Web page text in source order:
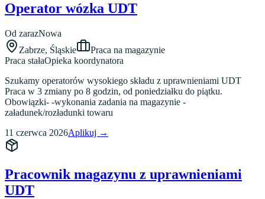
Operator wózka UDT
Od zarazNowa
Zabrze, Śląskie
Praca na magazynie
Praca stałaOpieka koordynatora
Szukamy operatorów wysokiego składu z uprawnieniami UDT
Praca w 3 zmiany po 8 godzin, od poniedziałku do piątku.
Obowiązki- -wykonania zadania na magazynie -
załadunek/rozładunki towaru
11 czerwca 2026Aplikuj →
Pracownik magazynu z uprawnieniami
UDT